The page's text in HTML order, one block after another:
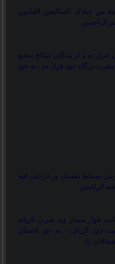
من عبادک الصالحین القانتین
الراحمین
قرار ده و از بندگان صالح مطیع
درگاه خود قرار ده ، به حق
بسیاط نقمتک وزحزحنی فیه
الراغبین
خوار مساز وبه ضرب تازیانه
دور گردان ، به حق احسان
.